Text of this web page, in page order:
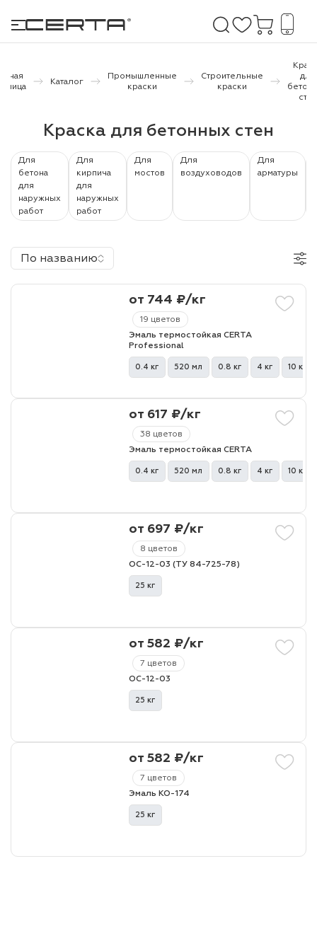
и дачи
бетону,
металлу
по
Каталог
Промышленные
краски
Строительные
краски
для
стен
Краска для бетонных стен
Для
бетона
для
наружных
работ
Для
кирпича
для
наружных
работ
Для
мостов
Для
воздуховодов
Для
арматуры
По названию
19 цветов
от 744 ₽/кг
Эмаль термостойкая CERTA
Professional
0.4 кг 520 мл 0.8 кг 4 кг 10 кг
38 цветов
от 617 ₽/кг
Эмаль термостойкая CERTA
0.4 кг 520 мл 0.8 кг 4 кг 10 кг
8 цветов
от 697 ₽/кг
ОС-12-03 (ТУ 84-725-78)
25 кг
7 цветов
от 582 ₽/кг
ОС-12-03
25 кг
7 цветов
от 582 ₽/кг
Эмаль КО-174
25 кг